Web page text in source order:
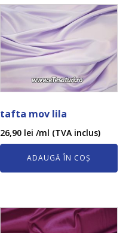
tafta mov lila
26,90 lei /ml (TVA inclus)
ADAUGĂ ÎN COȘ